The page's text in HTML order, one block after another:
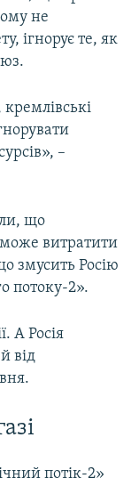
не
ігнорує те, як
кремлівські
–
що
може витратити
змусить Росію
потоку-2».
А Росія
від
потік-2»